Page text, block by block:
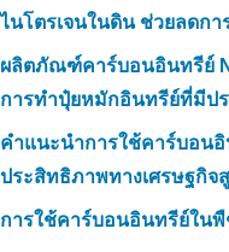
ไนโตรเจนในดิน ช่วยลดก
ผลิตภัณฑ์คาร์บอนอินทรีย์
การทำปุ๋ยหมักอินทรีย์ที่มีป
คำแนะนำการใช้คาร์บอน
ประสิทธิภาพทางเศรษฐกิจ
การใช้คาร์บอนอินทรีย์ใน